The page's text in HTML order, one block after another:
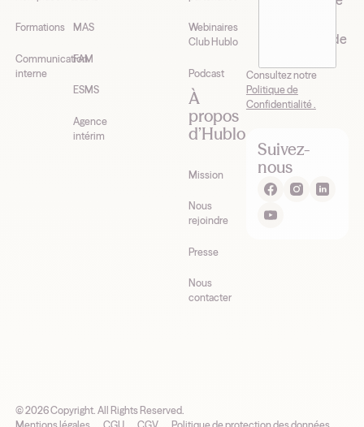
Formations
Communication
interne
MAS
FAM
ESMS
Agence
intérim
Webinaires
Club Hublo
Podcast
À
propos
d’Hublo
Mission
Nous
rejoindre
Presse
Nous
contacter
newsletter de
Consultez notre
Politique de
Confidentialité .
Suivez-
nous
©2026Copyright. All Rights Reserved.